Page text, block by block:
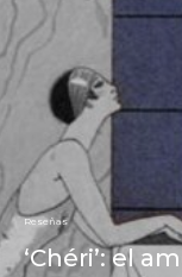
Reseñas
‘Chéri’: el